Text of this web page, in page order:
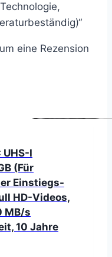
eine Rezension
UHS-I
(Für
Einstiegs-
HD-Videos,
MB/s
10 Jahre